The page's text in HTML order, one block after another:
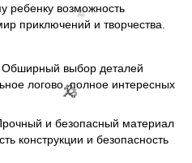
ребенку возможность
приключений и творчества.
Обширный выбор деталей
логово, полное интересных
и безопасный материал
конструкции и безопасность